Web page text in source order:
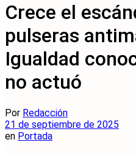
Crece el
pulseras
Igualdad
no actuó
Por Redacción
21 de septiembre de 2025
en Portada